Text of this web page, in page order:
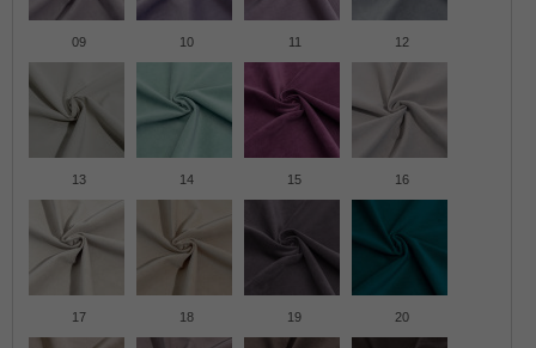
09 10 11 12
13 14 15 16
17 18 19 20